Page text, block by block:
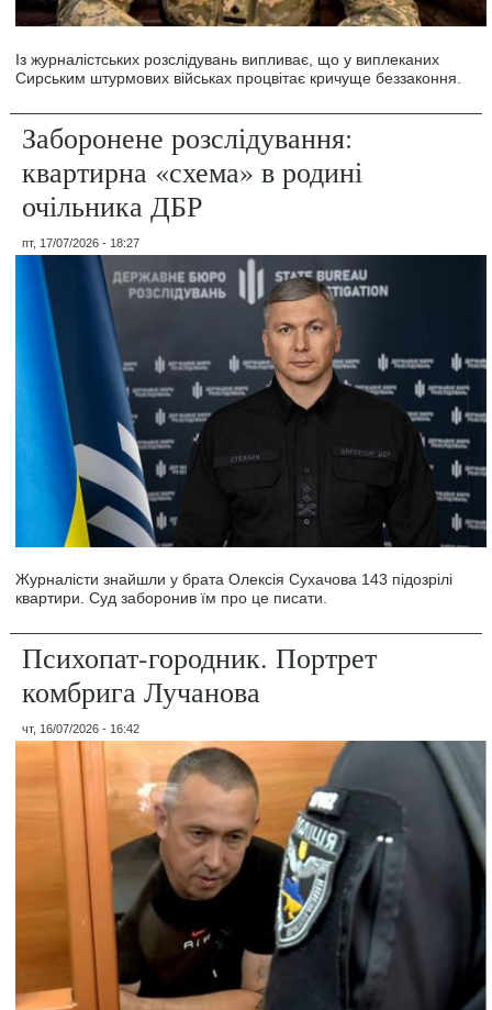
Із журналістських розслідувань випливає, що у виплеканих
Сирським штурмових військах процвітає кричуще беззаконня.
Заборонене розслідування:
квартирна «схема» в родині
очільника ДБР
пт, 17/07/2026 - 18:27
Журналісти знайшли у брата Олексія Сухачова 143 підозрілі
квартири. Суд заборонив їм про це писати.
Психопат-городник. Портрет
комбрига Лучанова
чт, 16/07/2026 - 16:42